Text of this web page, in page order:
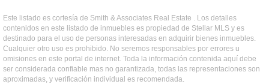
Este listado es cortesía de Smith & Associates Real Estate . Los detalles
contenidos en este listado de inmuebles es propiedad de Stellar MLS y es
destinado para el uso de personas interesadas en adquirir bienes inmuebles.
Cualquier otro uso es prohibido. No seremos responsables por errores u
omisiones en este portal de internet. Toda la información contenida aquí debe
ser considerada confiable mas no garantizada, todas las representaciones son
aproximadas, y verificación individual es recomendada.